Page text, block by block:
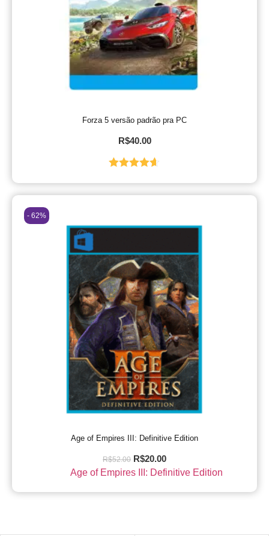
Forza 5 versão padrão pra PC
R$40.00
4.60de 5
- 62%
Age of Empires III: Definitive Edition
R$52.00 R$20.00
Age of Empires III: Definitive Edition